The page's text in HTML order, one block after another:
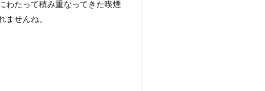
わたって積み重なってきた喫煙
ませんね。